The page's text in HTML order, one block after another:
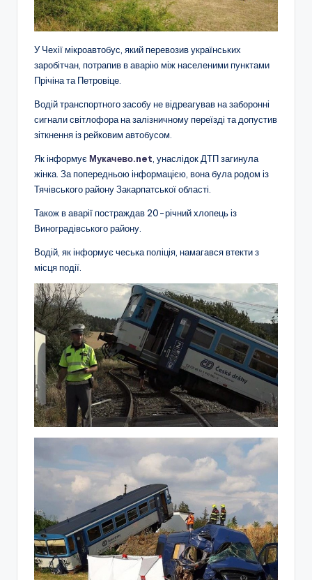
У Чехії мікроавтобус, який перевозив українських
заробітчан, потрапив в аварію між населеними пунктами
Прічіна та Петровіце.
Водій транспортного засобу не відреагував на заборонні
сигнали світлофора на залізничному переїзді та допустив
зіткнення із рейковим автобусом.
Як інформуєМукачево.net , унаслідок ДТП загинула
жінка. За попередньою інформацією, вона була родом із
Тячівського району Закарпатської області.
Також в аварії постраждав 20-річний хлопець із
Виноградівського району.
Водій, як інформує чеська поліція, намагався втекти з
місця події.